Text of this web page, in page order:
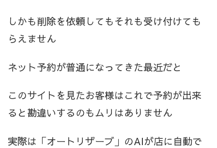
しかも削除を依頼してもそれも受け付けても
らえません
ネット予約が普通になってきた最近だと
このサイトを見たお客様はこれで予約が出来
ると勘違いするのもムリはありません
実際は「オートリザーブ」のAIが店に自動で